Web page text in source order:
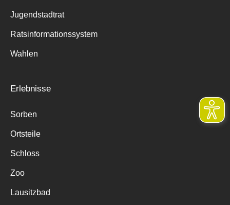
Jugendstadtrat
Ratsinformationssystem
Wahlen
Erlebnisse
Sorben
Ortsteile
Schloss
Zoo
Lausitzbad